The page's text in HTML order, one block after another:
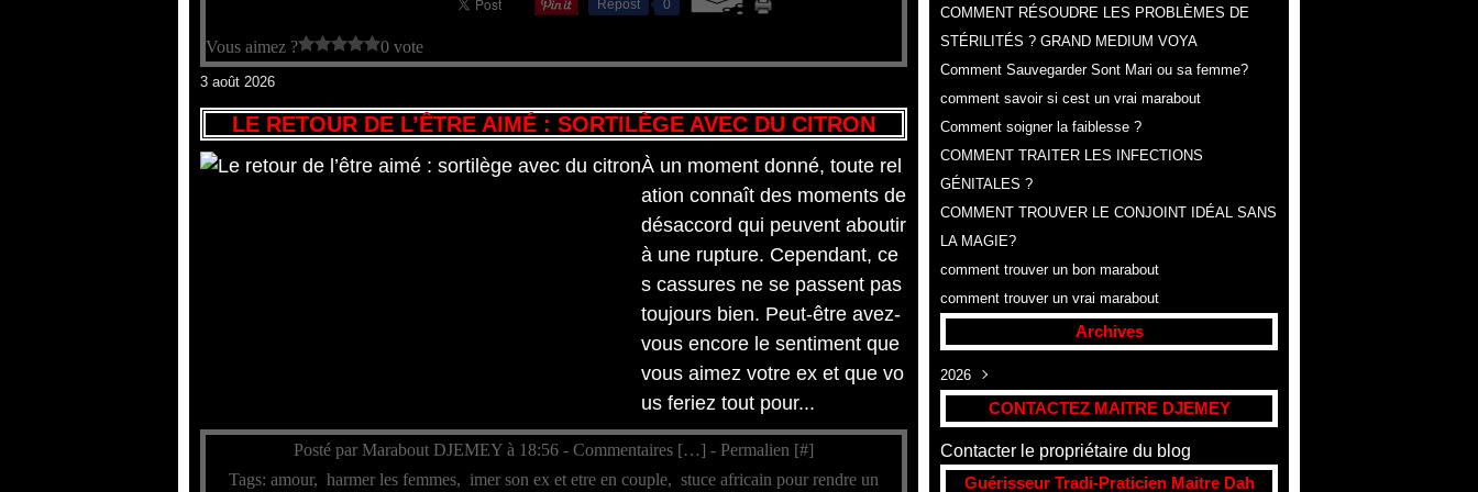
Repost 0
Vous aimez ? 0 vote
3 août 2026
LE RETOUR DE L’ÊTRE AIMÉ : SORTILÈGE AVEC DU CITRON
À un moment donné, toute rel
ation connaît des moments de
désaccord qui peuvent aboutir
à une rupture. Cependant, ce
s cassures ne se passent pas
toujours bien. Peut-être avez-
vous encore le sentiment que
vous aimez votre ex et que vo
us feriez tout pour...
Posté par Marabout DJEMEY à 18:56 -Commentaires […] - Permalien [#]
Tags:amour,harmer les femmes, imer son ex et etre en couple,stuce africain pour rendre un
COMMENT RÉSOUDRE LES PROBLÈMES DE
STÉRILITÉS ? GRAND MEDIUM VOYA
Comment Sauvegarder Sont Mari ou sa femme?
comment savoir si cest un vrai marabout
Comment soigner la faiblesse ?
COMMENT TRAITER LES INFECTIONS
GÉNITALES ?
COMMENT TROUVER LE CONJOINT IDÉAL SANS
LA MAGIE?
comment trouver un bon marabout
comment trouver un vrai marabout
Archives
2026
Août(307)
CONTACTEZ MAITRE DJEMEY
Contacter le propriétaire du blog
Guérisseur Tradi-Praticien Maitre Dah